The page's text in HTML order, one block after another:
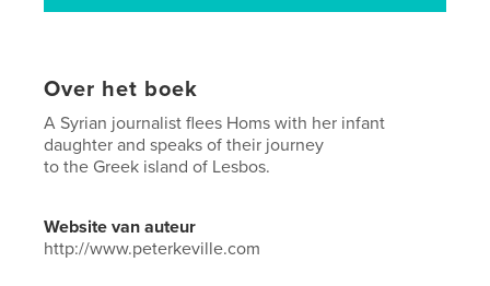
Over het boek
A Syrian journalist flees Homs with her infant
daughter and speaks of their journey
to the Greek island of Lesbos.
Website van auteur
http://www.peterkeville.com